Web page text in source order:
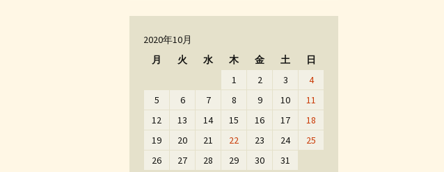
2020年10月
月
火 水 木 金 土 日
1 2 3
4
5
6 7 8 9 10
11
12
13 14 15 16 17
18
19
20 21 22 23 24
25
26
27 28 29 30 31